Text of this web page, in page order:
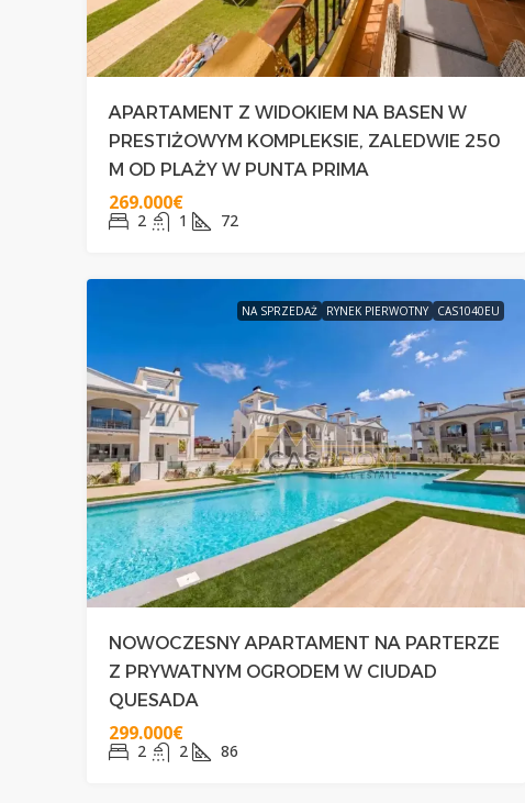
APARTAMENT Z WIDOKIEM NA BASEN W
PRESTIŻOWYM KOMPLEKSIE, ZALEDWIE 250
M OD PLAŻY W PUNTA PRIMA
269.000€
2 1 72
NA SPRZEDAŻ RYNEK PIERWOTNY CAS1040EU
NOWOCZESNY APARTAMENT NA PARTERZE
Z PRYWATNYM OGRODEM W CIUDAD
QUESADA
299.000€
2 2 86